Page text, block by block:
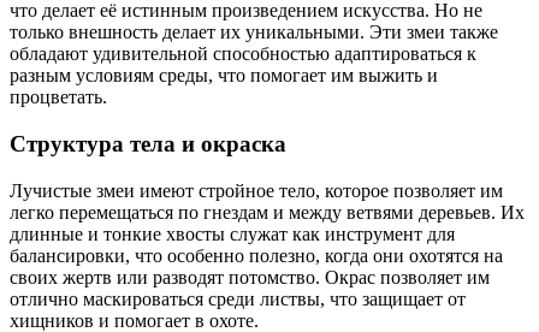
что делает её истинным произведением искусства. Но не
только внешность делает их уникальными. Эти змеи также
обладают удивительной способностью адаптироваться к
разным условиям среды, что помогает им выжить и
процветать.
Структура тела и окраска
Лучистые змеи имеют стройное тело, которое позволяет им
легко перемещаться по гнездам и между ветвями деревьев. Их
длинные и тонкие хвосты служат как инструмент для
балансировки, что особенно полезно, когда они охотятся на
своих жертв или разводят потомство. Окрас позволяет им
отлично маскироваться среди листвы, что защищает от
хищников и помогает в охоте.